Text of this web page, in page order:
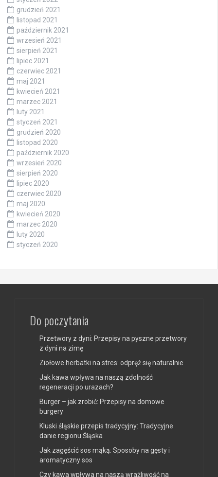
grudzień 2021
listopad 2021
październik 2021
wrzesień 2021
sierpień 2021
lipiec 2021
czerwiec 2021
maj 2021
kwiecień 2021
marzec 2021
luty 2021
styczeń 2021
grudzień 2020
listopad 2020
październik 2020
wrzesień 2020
sierpień 2020
lipiec 2020
czerwiec 2020
maj 2020
kwiecień 2020
marzec 2020
luty 2020
styczeń 2020
Do poczytania
Przetwory z dyni: Przepisy na pyszne przetwory
z dyni na zimę
Ziołowe herbatki na stres: odpręż się naturalnie
Jak kawa wpływa na naszą zdolność
regeneracji po urazach?
Burger – jak zrobić: Przepisy na domowe
burgery
Kluski śląskie przepis tradycyjny: Tradycyjne
danie regionu Śląska
Jak zagęścić sos mąką: Sposoby na gęsty i
aromatyczny sos
Czy kawa wpływa na naszą wrażliwość na